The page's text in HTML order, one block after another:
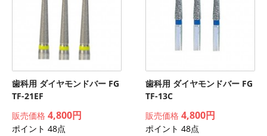
歯科用 ダイヤモンドバー FG
TF-21EF
販売価格 4,800円
ポイント 48点
歯科用 ダイヤモンドバー FG
TF-13C
販売価格 4,800円
ポイント 48点